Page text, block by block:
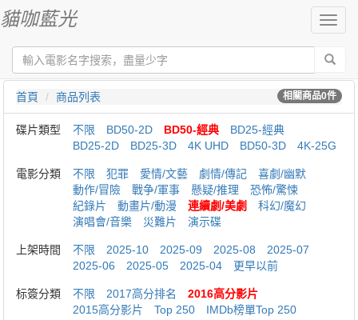
切
換
導
貓咖藍光
相關商品0件
首頁 商品列表
碟片類型 不限 BD50-2D BD50-經典
BD25-經典
BD25-2D
BD25-3D 4K UHD BD50-3D 4K-25G
電影分類 不限 犯罪 愛情/文藝 劇情/傳記
喜劇/幽默
動作/冒險
戰争/軍事 懸疑/推理
恐怖/驚悚
紀錄片
動畫片/動漫 連續劇/美劇
科幻/魔幻
演唱會/音樂
災難片 演示碟
上架時間 不限 2025-10 2025-09 2025-08
2025-07
2025-06
2025-05 2025-04 更早以前
标簽分類 不限 2017高分排名
2016高分影片
2015高分影片
Top 250
IMDb榜單Top 250